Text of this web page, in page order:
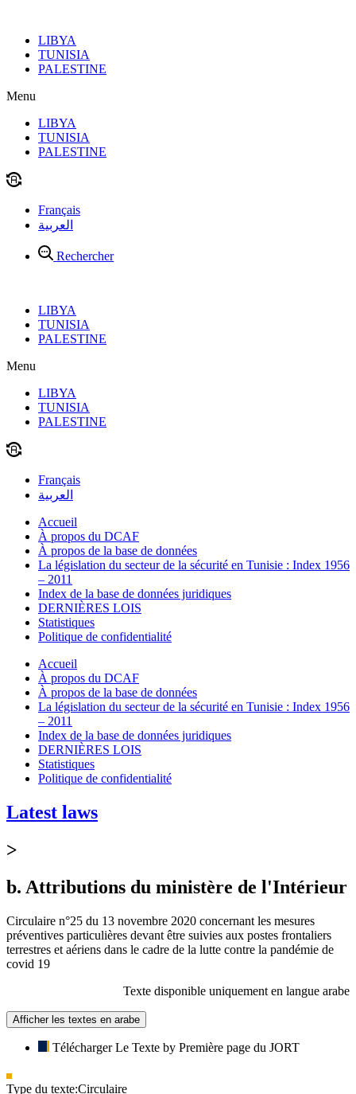
contenuLIBYA
TUNISIA
PALESTINE
Menu
LIBYA
TUNISIA
PALESTINE
Français
العربية
Rechercher
LIBYA
TUNISIA
PALESTINE
Menu
LIBYA
TUNISIA
PALESTINE
Français
العربية
Accueil
À propos du DCAF
À propos de la base de données
La législation du secteur de la sécurité en Tunisie : Index 1956
– 2011
Index de la base de données juridiques
DERNIÈRES LOIS
Statistiques
Politique de confidentialité
Accueil
À propos du DCAF
À propos de la base de données
La législation du secteur de la sécurité en Tunisie : Index 1956
– 2011
Index de la base de données juridiques
DERNIÈRES LOIS
Statistiques
Politique de confidentialité
Latest laws
>
b. Attributions du ministère de l'Intérieur
Circulaire n°25 du 13 novembre 2020 concernant les mesures
préventives particulières devant être suivies aux postes frontaliers
terrestres et aériens dans le cadre de la lutte contre la pandémie de
covid 19
Texte disponible uniquement en langue arabe
Afficher les textes en arabe
Télécharger Le Texte by Première page du JORT
Type du texte:Circulaire